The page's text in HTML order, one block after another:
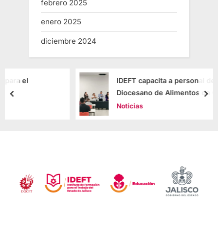
febrero 2025
enero 2025
diciembre 2024
IDEFT capacita a personal del Banco
Diocesano de Alimentos de Guadalajara
Noticias